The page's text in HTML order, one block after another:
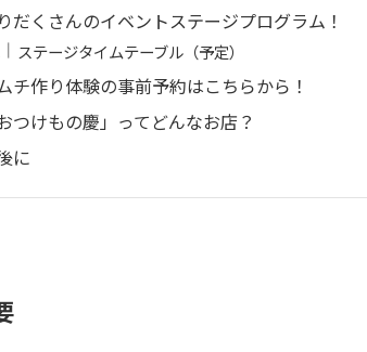
だくさんのイベントステージプログラム！
ステージタイムテーブル（予定）
チ作り体験の事前予約はこちらから！
おつけもの慶」ってどんなお店？
に